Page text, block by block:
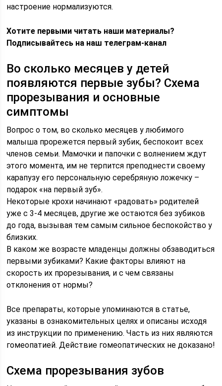
настроение нормализуются.
Хотите первыми читать наши материалы?
Подписывайтесь на наш телеграм-канал
Во сколько месяцев у детей
появляются первые зубы? Схема
прорезывания и основные
симптомы
Вопрос о том, во сколько месяцев у любимого
малыша прорежется первый зубик, беспокоит всех
членов семьи. Мамочки и папочки с волнением ждут
этого момента, им не терпится преподнести своему
карапузу его персональную серебряную ложечку –
подарок «на первый зуб».
Некоторые крохи начинают «радовать» родителей
уже с 3-4 месяцев, другие же остаются без зубиков
до года, вызывая тем самым сильное беспокойство у
близких.
В каком же возрасте младенцы должны обзаводиться
первыми зубиками? Какие факторы влияют на
скорость их прорезывания, и с чем связаны
отклонения от нормы?
Все препараты, которые упоминаются в статье,
указаны в ознакомительных целях и описаны исходя
из инструкции по применению. Часть из них являются
гомеопатией. Действие гомеопатических не доказано!
Схема прорезывания зубов